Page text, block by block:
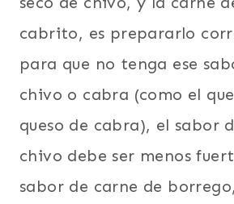
cabrito, es prepararlo
para que no tenga ese
chivo o cabra (como el
queso de cabra), el sabor
chivo debe ser menos
sabor de carne de